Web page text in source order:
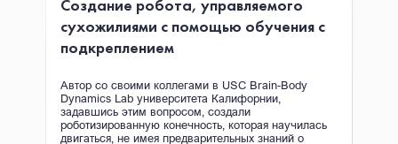
Создание робота, управляемого
сухожилиями с помощью обучения с
подкреплением
Автор со своими коллегами в USC Brain-Body
Dynamics Lab университета Калифорнии,
задавшись этим вопросом, создали
роботизированную конечность, которая научилась
двигаться, не имея предварительных знаний о